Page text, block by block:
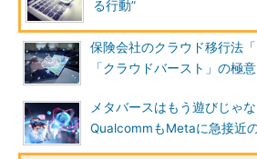
る行動”
保険会社のクラウド移行法
「クラウドバースト」の極意
メタバースはもう遊びじゃ
QualcommもMetaに急接近